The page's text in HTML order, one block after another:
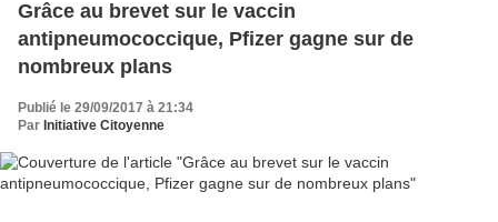
Grâce au brevet sur le vaccin
antipneumococcique, Pfizer gagne sur de
nombreux plans
Publié le 29/09/2017 à 21:34
Par Initiative Citoyenne